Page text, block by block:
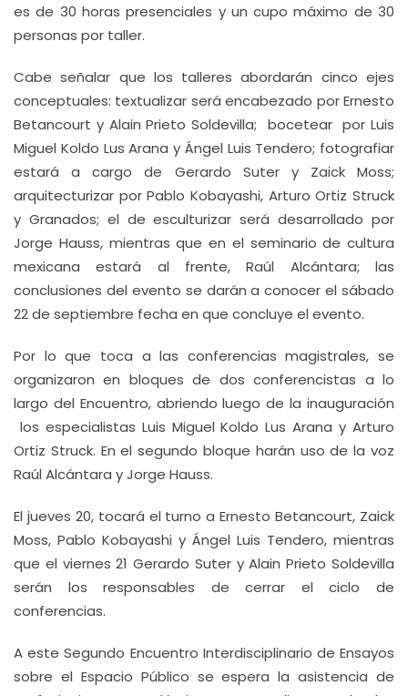
es de 30 horas presenciales y un cupo máximo de 30
personas por taller.
Cabe señalar que los talleres abordarán cinco ejes
conceptuales: textualizar será encabezado por Ernesto
Betancourt y Alain Prieto Soldevilla; bocetear por Luis
Miguel Koldo Lus Arana y Ángel Luis Tendero; fotografiar
estará a cargo de Gerardo Suter y Zaick Moss;
arquitecturizar por Pablo Kobayashi, Arturo Ortiz Struck
y Granados; el de esculturizar será desarrollado por
Jorge Hauss, mientras que en el seminario de cultura
mexicana estará al frente, Raúl Alcántara; las
conclusiones del evento se darán a conocer el sábado
22 de septiembre fecha en que concluye el evento.
Por lo que toca a las conferencias magistrales, se
organizaron en bloques de dos conferencistas a lo
largo del Encuentro, abriendo luego de la inauguración
los especialistas Luis Miguel Koldo Lus Arana y Arturo
Ortiz Struck. En el segundo bloque harán uso de la voz
Raúl Alcántara y Jorge Hauss.
El jueves 20, tocará el turno a Ernesto Betancourt, Zaick
Moss, Pablo Kobayashi y Ángel Luis Tendero, mientras
que el viernes 21 Gerardo Suter y Alain Prieto Soldevilla
serán los responsables de cerrar el ciclo de
conferencias.
A este Segundo Encuentro Interdisciplinario de Ensayos
sobre el Espacio Público se espera la asistencia de